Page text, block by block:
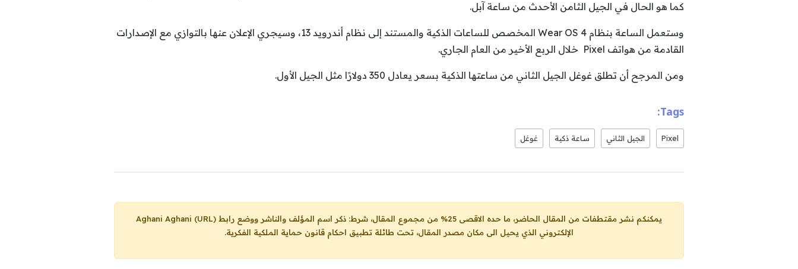
كما هو الحال في الجيل الثامن الأحدث من ساعة آبل.
وستعمل الساعة بنظام Wear OS 4 المخصص للساعات الذكية والمستند إلى نظام أندرويد 13، وسيجري الإعلان عنها بالتوازي مع الإصدارات
القادمة من هواتف Pixel خلال الربع الأخير من العام الجاري.
ومن المرجح أن تطلق غوغل الجيل الثاني من ساعتها الذكية بسعر يعادل 350 دولارًا مثل الجيل الأول.
Tags:
Pixel الجيل الثاني ساعة ذكية غوغل
يمكنكم نشر مقتطفات من المقال الحاضر، ما حده الاقصى 25% من مجموع المقال، شرط: ذكر اسم المؤلف والناشر ووضع رابط
Aghani Aghani (URL)
الإلكتروني الذي يحيل الى مكان مصدر المقال، تحت طائلة تطبيق احكام قانون حماية الملكية الفكرية.